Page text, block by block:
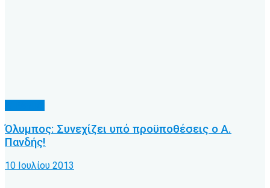
Όλυμπος: Συνεχίζει υπό προϋποθέσεις ο Α.
Πανδής!
10 Ιουλίου 2013